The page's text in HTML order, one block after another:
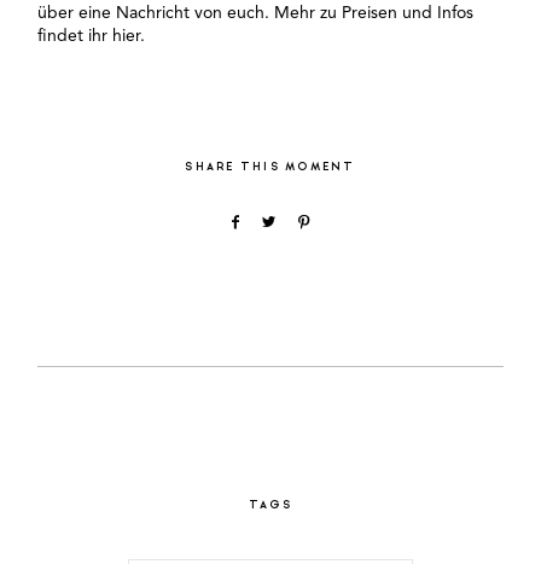
über eine Nachricht von euch. Mehr zu Preisen und Infos
findet ihr hier.
SHARE THIS MOMENT
TAGS